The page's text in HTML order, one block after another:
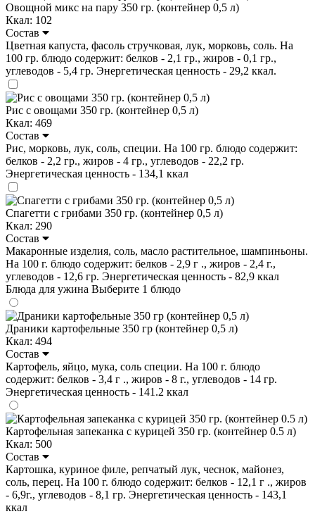
Овощной микс на пару 350 гр. (контейнер 0,5 л)
Ккал: 102
Состав
Цветная капуста, фасоль стручковая, лук, морковь, соль. На
100 гр. блюдо содержит: белков - 2,1 гр., жиров - 0,1 гр.,
углеводов - 5,4 гр. Энергетическая ценность - 29,2 ккал.
Рис с овощами 350 гр. (контейнер 0,5 л)
Ккал: 469
Состав
Рис, морковь, лук, соль, специи. На 100 гр. блюдо содержит:
белков - 2,2 гр., жиров - 4 гр., углеводов - 22,2 гр.
Энергетическая ценность - 134,1 ккал
Спагетти с грибами 350 гр. (контейнер 0,5 л)
Ккал: 290
Состав
Макаронные изделия, соль, масло растительное, шампиньоны.
На 100 г. блюдо содержит: белков - 2,9 г ., жиров - 2,4 г.,
углеводов - 12,6 гр. Энергетическая ценность - 82,9 ккал
Блюда для ужина Выберите 1 блюдо
Драники картофельные 350 гр (контейнер 0,5 л)
Ккал: 494
Состав
Картофель, яйцо, мука, соль специи. На 100 г. блюдо
содержит: белков - 3,4 г ., жиров - 8 г., углеводов - 14 гр.
Энергетическая ценность - 141.2 ккал
Картофельная запеканка с курицей 350 гр. (контейнер 0.5 л)
Ккал: 500
Состав
Картошка, куриное филе, репчатый лук, чеснок, майонез,
соль, перец. На 100 г. блюдо содержит: белков - 12,1 г ., жиров
- 6,9г., углеводов - 8,1 гр. Энергетическая ценность - 143,1
ккал